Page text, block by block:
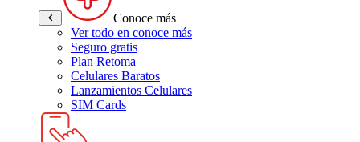
Conoce más
Ver todo en conoce más
Seguro gratis
Plan Retoma
Celulares Baratos
Lanzamientos Celulares
SIM Cards